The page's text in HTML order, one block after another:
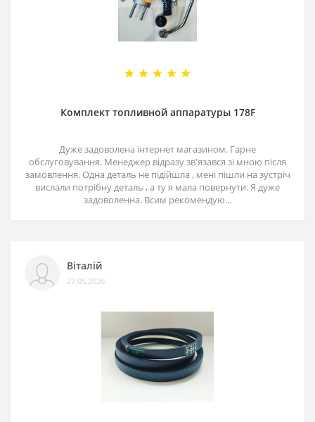
Комплект топливной аппаратуры 178F
Дуже задоволена інтернет магазином. Гарне
обслуговування. Менеджер відразу зв'язався зі мною після
замовлення. Одна деталь не підійшла , мені пішли на зустріч
вислали потрібну деталь , а ту я мала повернути. Я дуже
задоволенна. Всим рекомендую...
Віталій
27.05.2026